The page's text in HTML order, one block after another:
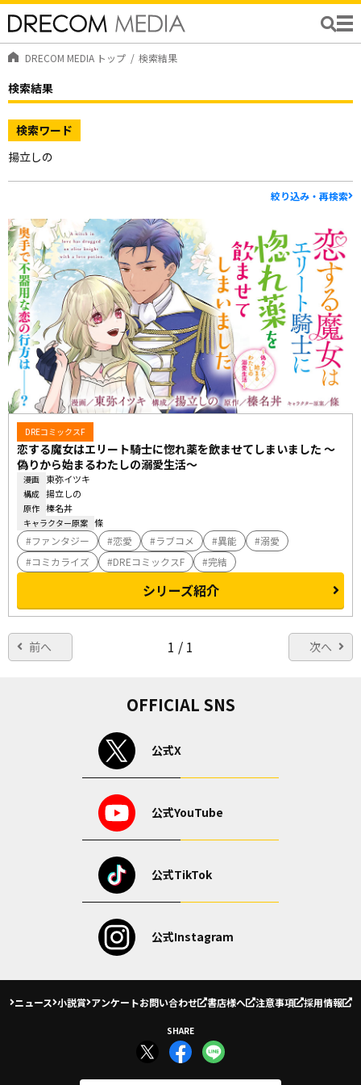
DRECOM MEDIA トップ 検索結果
検索結果
検索ワード
揚立しの
絞り込み・再検索
DREコミックスF
恋する魔女はエリート騎士に惚れ薬を飲ませてしまいました ～
偽りから始まるわたしの溺愛生活～
漫画 東弥イツキ
構成 揚立しの
原作 榛名丼
キャラクター原案 條
ファンタジー 恋愛 ラブコメ 異能
溺愛
コミカライズ
DREコミックスF 完結
シリーズ紹介
前へ 1 / 1 次へ
OFFICIAL SNS
公式X
公式YouTube
公式TikTok
公式Instagram
ニュース 小説賞 アンケートお問い合わせ 書店様へ 注意事項 採用情報
SHARE